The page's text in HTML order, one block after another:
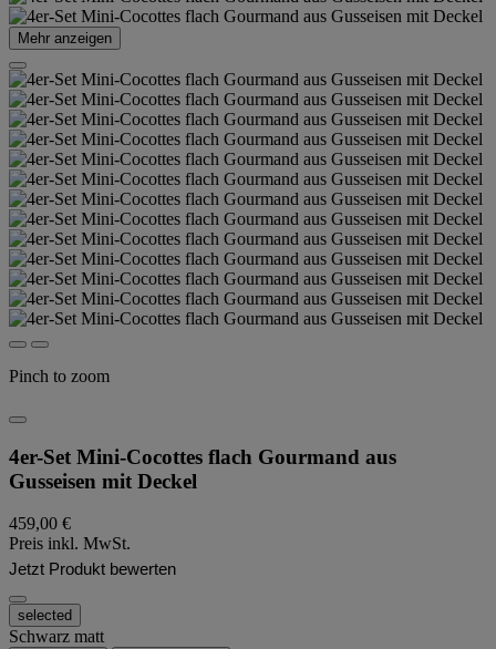
Mehr anzeigen
Pinch to zoom
4er-Set Mini-Cocottes flach Gourmand aus
Gusseisen mit Deckel
459,00 €
Preis inkl. MwSt.
Jetzt Produkt bewerten
selected
Schwarz matt